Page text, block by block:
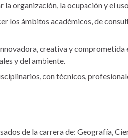
la organización, la ocupación y el
los ámbitos académicos, de
creativa y comprometida
y del ambiente.
con técnicos,
de la carrera de: Geografía,